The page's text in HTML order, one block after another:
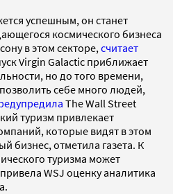
успешным, он станет
космического бизнеса
в этом секторе, считает
Virgin Galactic приближает
но до того времени,
себе много людей,
The Wall Street
туризм привлекает
которые видят в этом
бизнес, отметила газета. К
туризма может
WSJ оценку аналитика